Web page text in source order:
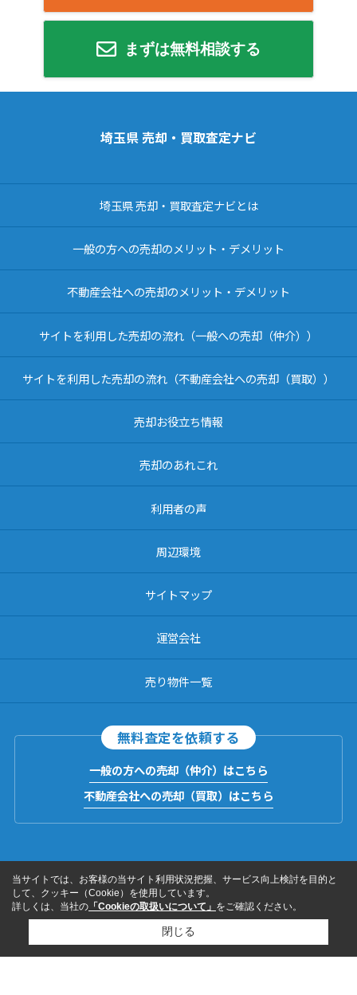
まずは無料相談する
埼玉県 売却・買取査定ナビ
埼玉県 売却・買取査定ナビとは
一般の方への売却のメリット・デメリット
不動産会社への売却のメリット・デメリット
サイトを利用した売却の流れ（一般への売却（仲介））
サイトを利用した売却の流れ（不動産会社への売却（買取））
売却お役立ち情報
売却のあれこれ
利用者の声
周辺環境
サイトマップ
運営会社
売り物件一覧
無料査定を依頼する
一般の方への売却（仲介）はこちら
不動産会社への売却（買取）はこちら
当サイトでは、お客様の当サイト利用状況把握、サービス向上検討を目的と
して、クッキー（Cookie）を使用しています。
詳しくは、当社の 「Cookieの取扱いについて」 をご確認ください。
閉じる